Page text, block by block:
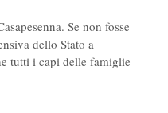
Se non fosse
dello Stato a
tutti i capi delle famiglie